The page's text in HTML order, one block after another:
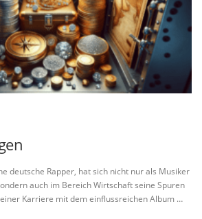
deutsche Rapper, hat sich nicht nur als Musiker
auch im Bereich Wirtschaft seine Spuren
Karriere mit dem einflussreichen Album …